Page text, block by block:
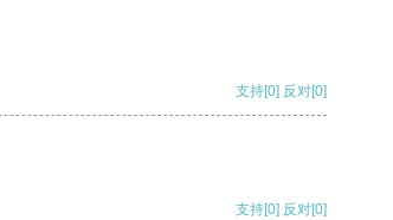
支持[0] 反对[0]
支持[0] 反对[0]